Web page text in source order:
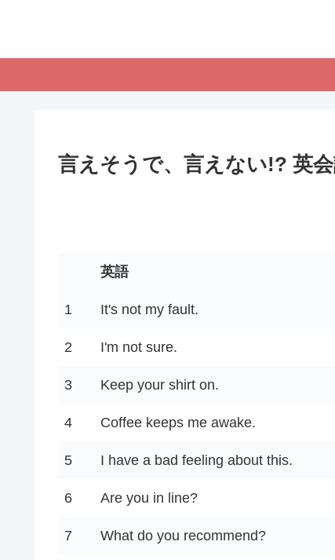
言えそうで、言えない!? 英
英語
1 It's not my fault.
2 I'm not sure.
3 Keep your shirt on.
4 Coffee keeps me awake.
5 I have a bad feeling about this.
6 Are you in line?
7 What do you recommend?